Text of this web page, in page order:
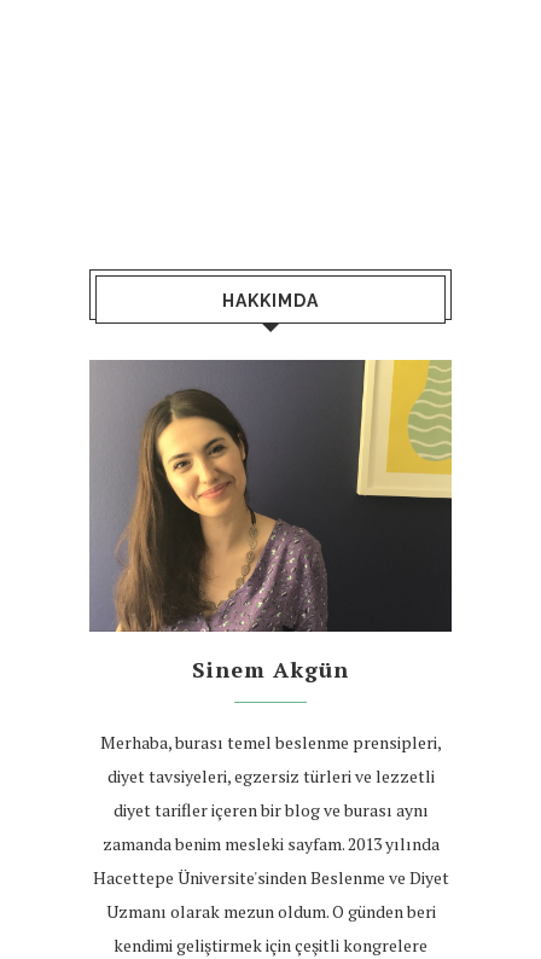
HAKKIMDA
Sinem Akgün
Merhaba, burası temel beslenme prensipleri,
diyet tavsiyeleri, egzersiz türleri ve lezzetli
diyet tarifler içeren bir blog ve burası aynı
zamanda benim mesleki sayfam. 2013 yılında
Hacettepe Üniversite'sinden Beslenme ve Diyet
Uzmanı olarak mezun oldum. O günden beri
kendimi geliştirmek için çeşitli kongrelere